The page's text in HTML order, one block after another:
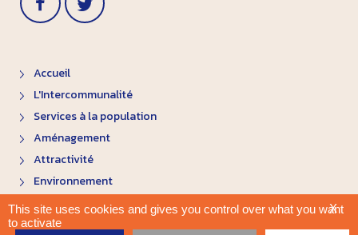
Accueil
L'Intercommunalité
Services à la population
Aménagement
Attractivité
Environnement
Plan du site
X
This site uses cookies and gives you control over what you want
to activate